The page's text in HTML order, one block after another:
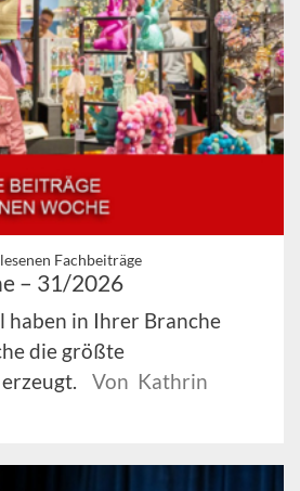
Fachbeiträge
– 31/2026
haben in Ihrer Branche
die größte
Von Kathrin